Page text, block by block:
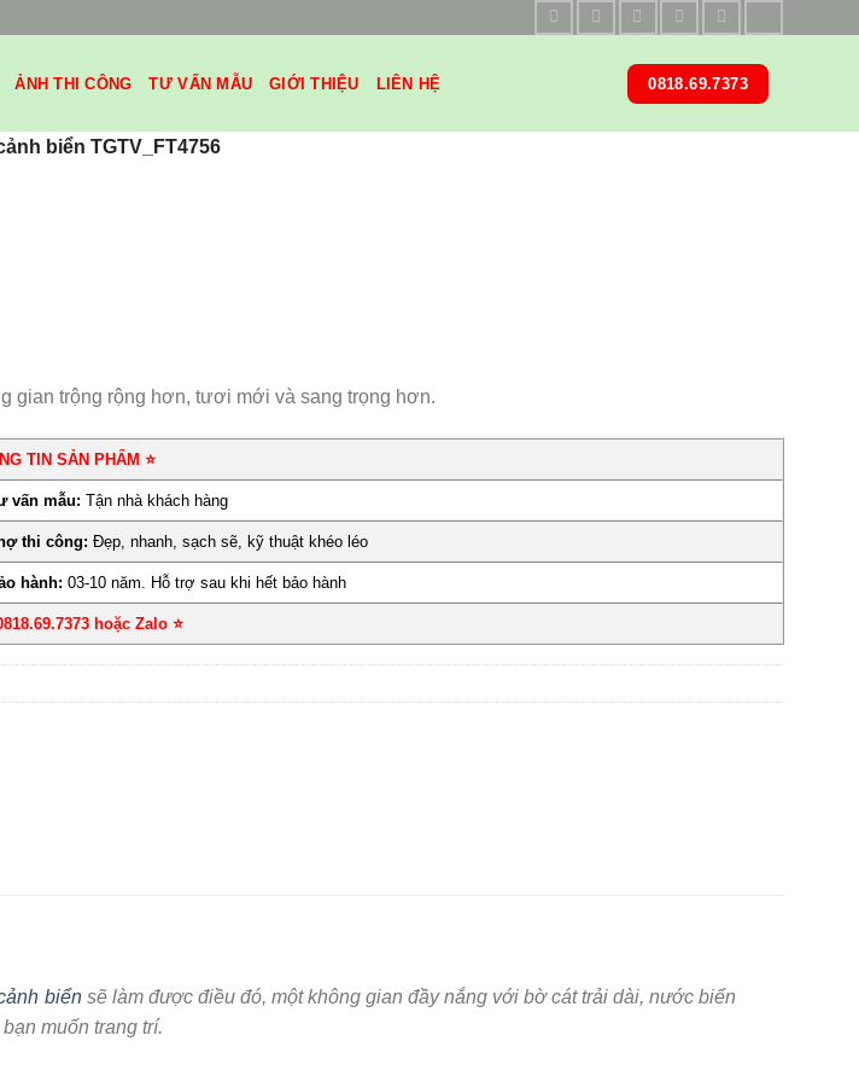
ẢNH THI CÔNG TƯ VẤN MẪU GIỚI THIỆU LIÊN HỆ 0818.69.7373
biển TGTV_FT4756
gian trộng rộng hơn, tươi mới và sang trọng hơn.
TIN SẢN PHẨM ⭐
vấn mẫu: Tận nhà khách hàng
thi công: Đẹp, nhanh, sạch sẽ, kỹ thuật khéo léo
hành: 03-10 năm. Hỗ trợ sau khi hết bảo hành
hoặc Zalo ⭐
biểnsẽ làm được điều đó, một không gian đầy nắng với bờ cát trải dài, nước biển
muốn trang trí.